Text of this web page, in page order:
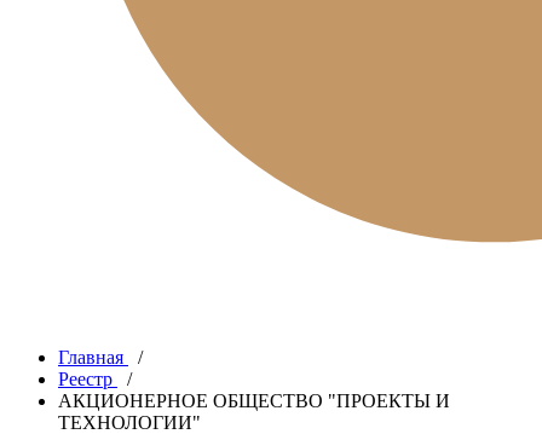
Главная
/
Реестр
/
АКЦИОНЕРНОЕ ОБЩЕСТВО "ПРОЕКТЫ И
ТЕХНОЛОГИИ"